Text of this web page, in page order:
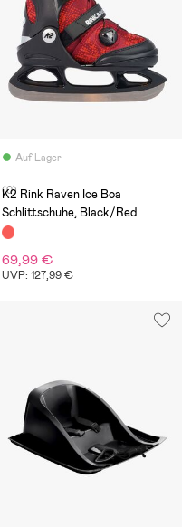
Auf Lager
(0)
K2 Rink Raven Ice Boa
Schlittschuhe, Black/Red
69,99 €
UVP: 127,99 €